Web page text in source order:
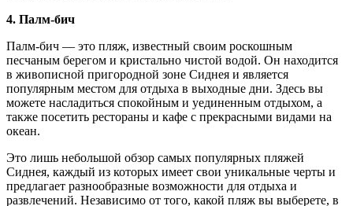
4. Палм-бич
Палм-бич — это пляж, известный своим роскошным
песчаным берегом и кристально чистой водой. Он находится
в живописной пригородной зоне Сиднея и является
популярным местом для отдыха в выходные дни. Здесь вы
можете насладиться спокойным и уединенным отдыхом, а
также посетить рестораны и кафе с прекрасными видами на
океан.
Это лишь небольшой обзор самых популярных пляжей
Сиднея, каждый из которых имеет свои уникальные черты и
предлагает разнообразные возможности для отдыха и
развлечений. Независимо от того, какой пляж вы выберете, в